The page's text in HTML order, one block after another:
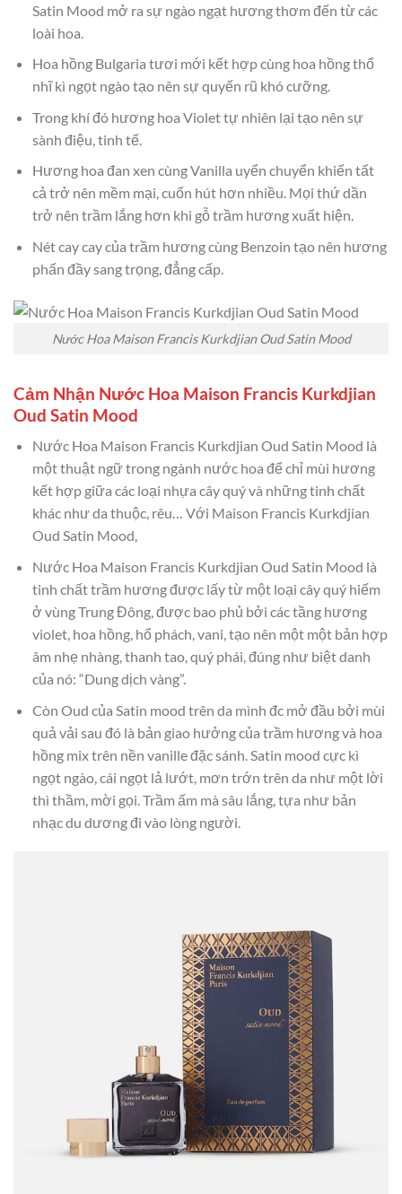
Satin Mood mở ra sự ngào ngạt hương thơm đến từ các
loài hoa.
Hoa hồng Bulgaria tươi mới kết hợp cùng hoa hồng thổ
nhĩ kì ngọt ngào tạo nên sự quyến rũ khó cưỡng.
Trong khí đó hương hoa Violet tự nhiên lại tạo nên sự
sành điệu, tinh tế.
Hương hoa đan xen cùng Vanilla uyển chuyển khiến tất
cả trở nên mềm mại, cuốn hút hơn nhiều. Mọi thứ dần
trở nên trầm lắng hơn khi gỗ trầm hương xuất hiện.
Nét cay cay của trầm hương cùng Benzoin tạo nên hương
phấn đầy sang trọng, đẳng cấp.
Nước Hoa Maison Francis Kurkdjian Oud Satin Mood
Cảm Nhận Nước Hoa Maison Francis Kurkdjian
Oud Satin Mood
Nước Hoa Maison Francis Kurkdjian Oud Satin Mood là
một thuật ngữ trong ngành nước hoa để chỉ mùi hương
kết hợp giữa các loại nhựa cây quý và những tinh chất
khác như da thuộc, rêu… Với Maison Francis Kurkdjian
Oud Satin Mood,
Nước Hoa Maison Francis Kurkdjian Oud Satin Mood là
tinh chất trầm hương được lấy từ một loại cây quý hiếm
ở vùng Trung Đông, được bao phủ bởi các tầng hương
violet, hoa hồng, hổ phách, vani, tạo nên một một bản hợp
âm nhẹ nhàng, thanh tao, quý phái, đúng như biệt danh
của nó: “Dung dịch vàng”.
Còn Oud của Satin mood trên da mình đc mở đầu bởi mùi
quả vải sau đó là bản giao hưởng của trầm hương và hoa
hồng mix trên nền vanille đặc sánh. Satin mood cực kì
ngọt ngào, cái ngọt lả lướt, mơn trớn trên da như một lời
thì thầm, mời gọi. Trầm ấm mà sâu lắng, tựa như bản
nhạc du dương đi vào lòng người.